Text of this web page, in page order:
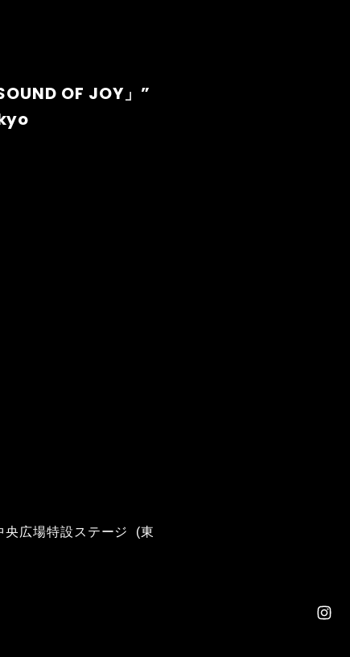
OF JOY」”
央広場特設ステージ (東